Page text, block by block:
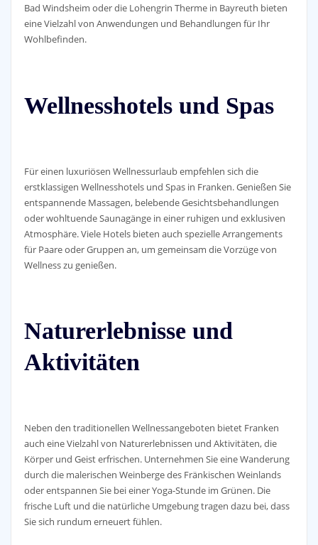
Bad Windsheim oder die Lohengrin Therme in Bayreuth bieten
eine Vielzahl von Anwendungen und Behandlungen für Ihr
Wohlbefinden.
Wellnesshotels und Spas
Für einen luxuriösen Wellnessurlaub empfehlen sich die
erstklassigen Wellnesshotels und Spas in Franken. Genießen Sie
entspannende Massagen, belebende Gesichtsbehandlungen
oder wohltuende Saunagänge in einer ruhigen und exklusiven
Atmosphäre. Viele Hotels bieten auch spezielle Arrangements
für Paare oder Gruppen an, um gemeinsam die Vorzüge von
Wellness zu genießen.
Naturerlebnisse und
Aktivitäten
Neben den traditionellen Wellnessangeboten bietet Franken
auch eine Vielzahl von Naturerlebnissen und Aktivitäten, die
Körper und Geist erfrischen. Unternehmen Sie eine Wanderung
durch die malerischen Weinberge des Fränkischen Weinlands
oder entspannen Sie bei einer Yoga-Stunde im Grünen. Die
frische Luft und die natürliche Umgebung tragen dazu bei, dass
Sie sich rundum erneuert fühlen.